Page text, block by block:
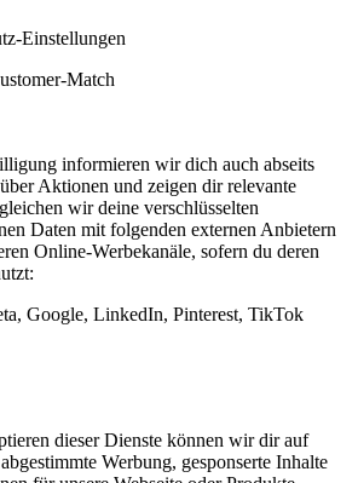
Einstellungen
Match
informieren wir dich auch abseits
Aktionen und zeigen dir relevante
wir deine verschlüsselten
Daten mit folgenden externen Anbietern
Online-Werbekanäle, sofern du deren
Google, LinkedIn, Pinterest, TikTok
dieser Dienste können wir dir auf
Werbung, gesponserte Inhalte